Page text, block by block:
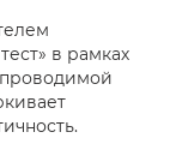
в рамках